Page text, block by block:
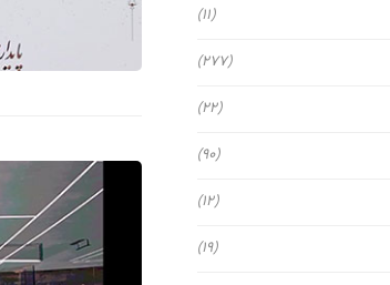
(11)
(277)
(22)
(90)
(12)
(19)